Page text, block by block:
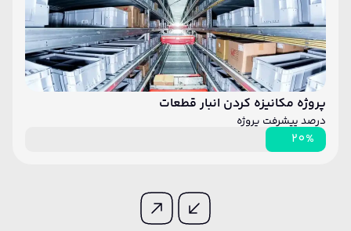
پروژه مکانیزه کردن انبار قطعات
درصد پیشرفت پروژه
20%